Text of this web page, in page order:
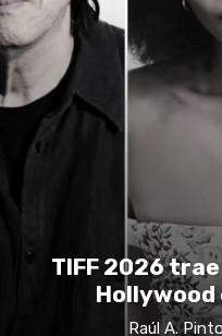
TIFF 2026
Hollywood
Raúl A.